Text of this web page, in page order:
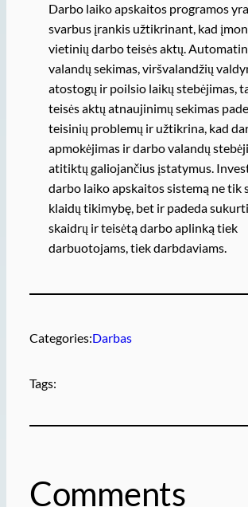
Darbo laiko apskaitos programos
svarbus įrankis užtikrinant, kad
vietinių darbo teisės aktų.
valandų sekimas, viršvalandžių
atostogų ir poilsio laikų stebėjimas,
teisės aktų atnaujinimų sekimas
teisinių problemų ir užtikrina, kad
apmokėjimas ir darbo valandų
atitiktų galiojančius įstatymus.
darbo laiko apskaitos sistemą ne tik
klaidų tikimybę, bet ir padeda
skaidrų ir teisėtą darbo aplinką tiek
darbuotojams, tiek darbdaviams.
Categories:Darbas
Tags:
Comments